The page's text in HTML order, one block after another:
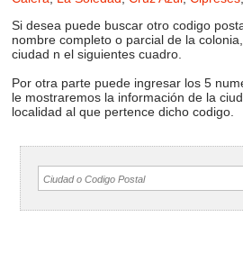
Si desea puede buscar otro codigo
nombre completo o parcial de la
ciudad n el siguientes cuadro.
Por otra parte puede ingresar los 5
le mostraremos la información de la
localidad al que pertence dicho codigo.